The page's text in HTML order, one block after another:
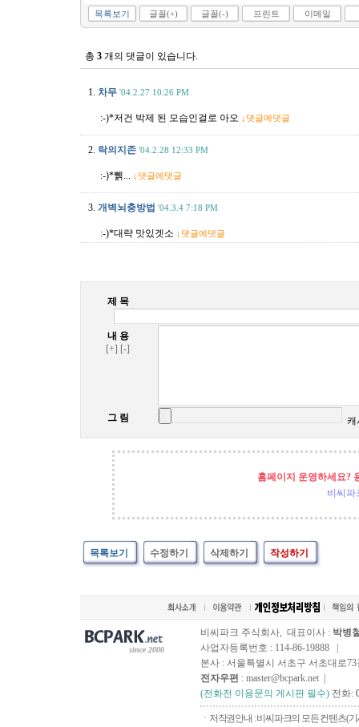
목록보기 글꼴(+) 글꼴(-) 프린트 이메일
총 3 개의 댓글이 있습니다.
1. 차무 '04.2.27 10:26 PM
:-)*저건 박제 된 모습인걸로 아오 ↓댓글에댓글
2. 락의지존 '04.2.28 12:33 PM
:-)*쀍... ↓댓글에댓글
3. 개벽뇌충방법 '04.3.4 7:18 PM
:-)*대략 맛있겟소 ↓댓글에댓글
제 목
내 용
[+] [-]
그 림 캐
홈페이지 운영하세요?
비씨파
목록보기 수정하기 삭제하기 작성하기
since 2000
비씨파크 주식회사, 대표이사 : 박병
사업자등록번호 : 114-86-19888 |
본사 : 서울특별시 서초구 서초대로73
전자우편 : master@bcpark.net |
(전화전 이용문의 게시판 필수) 전화:
ㆍ저작권안내 : 비씨파크의 모든 컨텐츠(